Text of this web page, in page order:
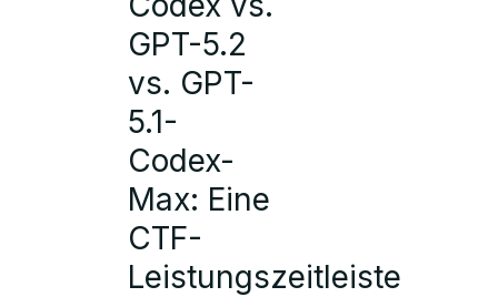
GPT-5.2
vs. GPT-
5.1-
Codex-
Max: Eine
CTF-
Leistungszeitleiste